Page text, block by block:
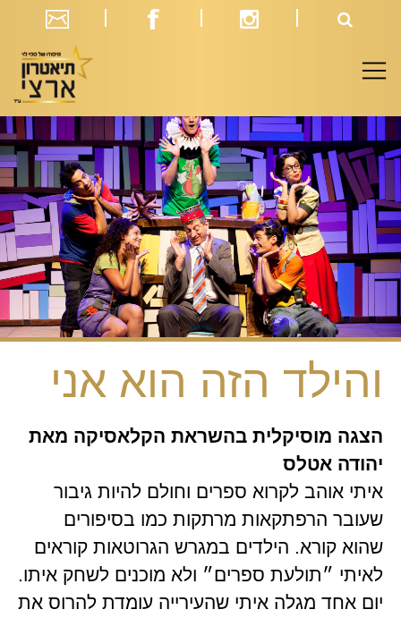
והילד הזה הוא אני
הצגה מוסיקלית בהשראת הקלאסיקה מאת
יהודה אטלס
איתי אוהב לקרוא ספרים וחולם להיות גיבור
שעובר הרפתקאות מרתקות כמו בסיפורים
שהוא קורא. הילדים במגרש הגרוטאות קוראים
לאיתי ״תולעת ספרים״ ולא מוכנים לשחק איתו.
יום אחד מגלה איתי שהעירייה עומדת להרוס את